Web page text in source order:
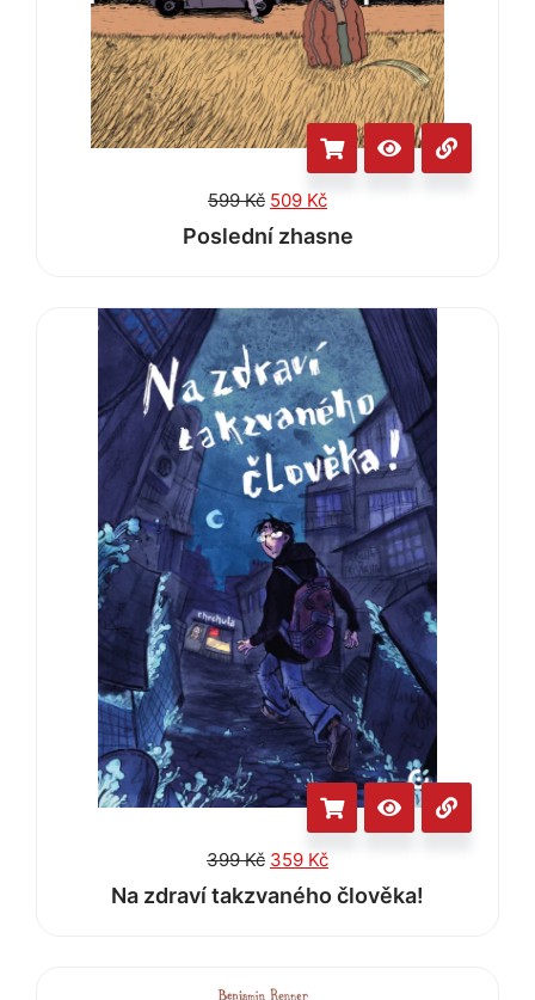
599Kč 509 Kč
Poslední zhasne
399Kč 359 Kč
Na zdraví takzvaného člověka!